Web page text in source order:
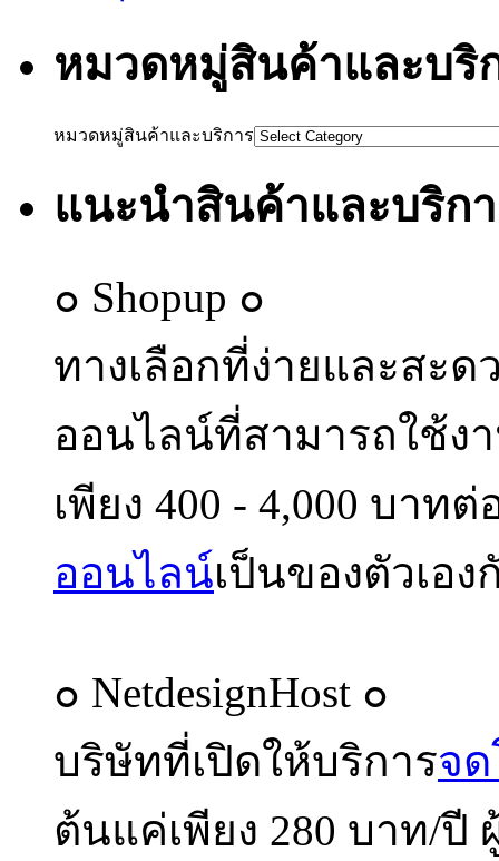
หมวดหมู่สินค้าและบริ
หมวดหมู่สินค้าและบริการ
แนะนำสินค้าและบริก
๐ Shopup ๐
ทางเลือกที่ง่ายและสะ
ออนไลน์ที่สามารถใช้ง
เพียง 400 - 4,000 บาท
ออนไลน์เป็นของตัวเอ
๐ NetdesignHost ๐
บริษัทที่เปิดให้บริการจ
ต้นแค่เพียง 280 บาท/ปี